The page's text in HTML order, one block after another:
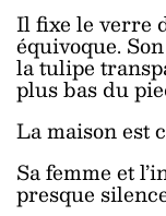
Il fixe le verre
équivoque.
la tulipe
plus bas du
La maison est
Sa femme et
presque